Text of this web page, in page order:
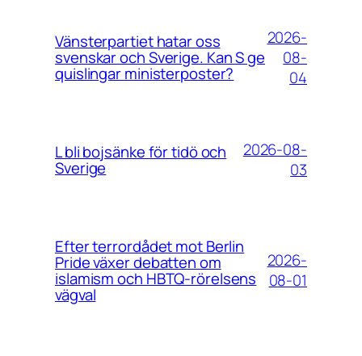
Vänsterpartiet hatar oss
svenskar och Sverige. Kan S ge
quislingar ministerposter?
2026-
08-
04
L bli bojsänke för tidö och
Sverige
2026-08-
03
Efter terrordådet mot Berlin
Pride växer debatten om
islamism och HBTQ-rörelsens
vägval
2026-
08-01